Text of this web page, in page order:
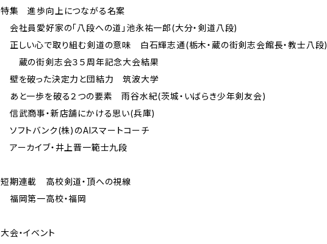
特集 進歩向上につながる名案
会社員愛好家の「八段への道」池永祐一郎(大分・剣道八段)
正しい心で取り組む剣道の意味 白石輝志通(栃木・蔵の街剣志会館長・教士八段)
蔵の街剣志会３５周年記念大会結果
壁を破った決定力と団結力 筑波大学
あと一歩を破る２つの要素 雨谷水紀(茨城・いばらき少年剣友会)
信武商事・新店舗にかける思い(兵庫)
ソフトバンク(株)のAIスマートコーチ
アーカイブ・井上晋一範士九段
短期連載 高校剣道・頂への視線
福岡第一高校・福岡
大会・イベント